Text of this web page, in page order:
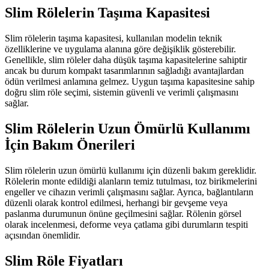
Slim Rölelerin Taşıma Kapasitesi
Slim rölelerin taşıma kapasitesi, kullanılan modelin teknik
özelliklerine ve uygulama alanına göre değişiklik gösterebilir.
Genellikle, slim röleler daha düşük taşıma kapasitelerine sahiptir
ancak bu durum kompakt tasarımlarının sağladığı avantajlardan
ödün verilmesi anlamına gelmez. Uygun taşıma kapasitesine sahip
doğru slim röle seçimi, sistemin güvenli ve verimli çalışmasını
sağlar.
Slim Rölelerin Uzun Ömürlü Kullanımı
İçin Bakım Önerileri
Slim rölelerin uzun ömürlü kullanımı için düzenli bakım gereklidir.
Rölelerin monte edildiği alanların temiz tutulması, toz birikmelerini
engeller ve cihazın verimli çalışmasını sağlar. Ayrıca, bağlantıların
düzenli olarak kontrol edilmesi, herhangi bir gevşeme veya
paslanma durumunun önüne geçilmesini sağlar. Rölenin görsel
olarak incelenmesi, deforme veya çatlama gibi durumların tespiti
açısından önemlidir.
Slim Röle Fiyatları